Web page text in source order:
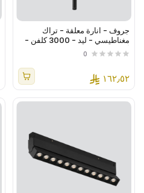
جروف - انارة معلقة - تراك
مغناطيسي - ليد - 3000 كلفن -
أسود
0
١٦٢٫٥٢